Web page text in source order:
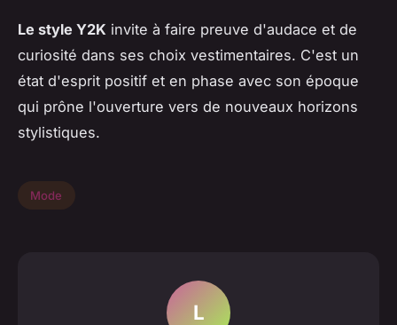
Le style Y2K invite à faire preuve d'audace et de
curiosité dans ses choix vestimentaires. C'est un
état d'esprit positif et en phase avec son époque
qui prône l'ouverture vers de nouveaux horizons
stylistiques.
Mode
L